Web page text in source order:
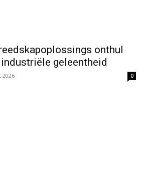
onthul
geleentheid
2026 0